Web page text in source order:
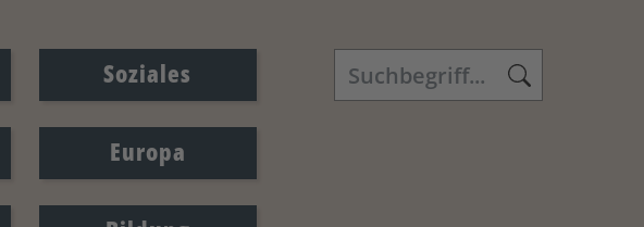
Soziales
Europa